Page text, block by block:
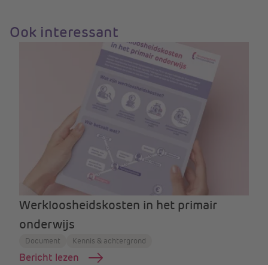
Ook interessant
Werkloosheidskosten in het primair
onderwijs
Document Kennis & achtergrond
Bericht lezen